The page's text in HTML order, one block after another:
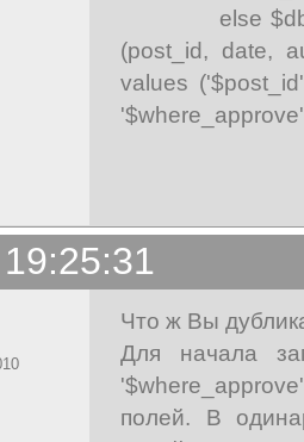
else $db-
(post_id, date,
values
Что ж Вы
Для начала
полей. В